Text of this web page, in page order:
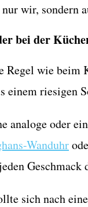
wir,
bei der
wie beim
einem riesigen
analoge oder
Wanduhr
Geschmack
sich nach